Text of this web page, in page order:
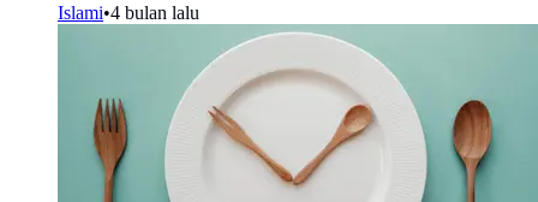
Islami•4 bulan lalu